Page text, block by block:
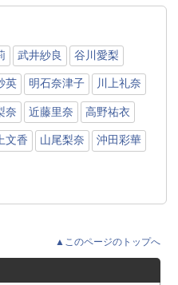
武井紗良 谷川愛梨
英 明石奈津子 川上礼奈
奈 近藤里奈 高野祐衣
文香 山尾梨奈 沖田彩華
▲このページのトップへ